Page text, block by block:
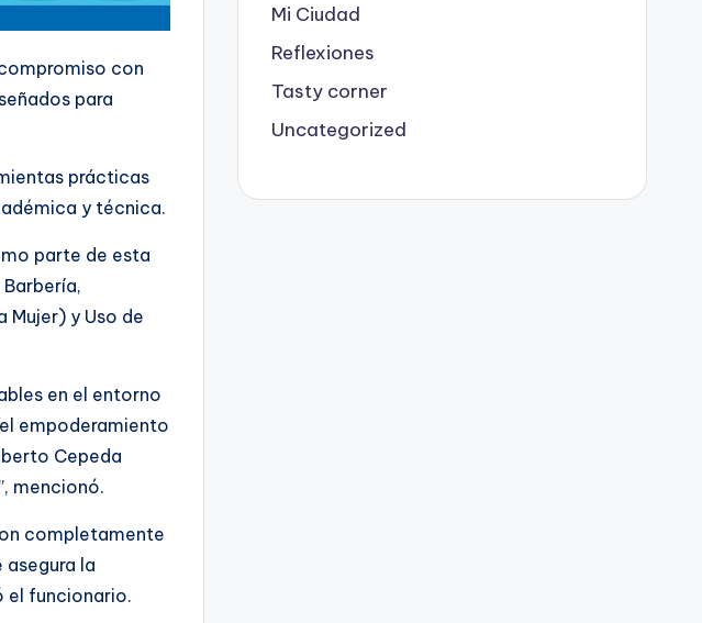
con
para
prácticas
y técnica.
parte de esta
Mujer) y Uso de
en el entorno
empoderamiento
Cepeda
mencionó.
completamente
la
el funcionario.
Mi Ciudad
Reflexiones
Tasty corner
Uncategorized